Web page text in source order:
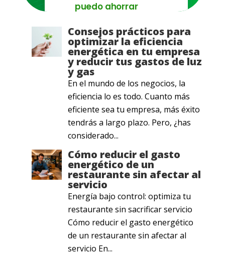
puedo ahorrar
Consejos prácticos para
optimizar la eficiencia
energética en tu empresa
y reducir tus gastos de luz
y gas
En el mundo de los negocios, la
eficiencia lo es todo. Cuanto más
eficiente sea tu empresa, más éxito
tendrás a largo plazo. Pero, ¿has
considerado...
Cómo reducir el gasto
energético de un
restaurante sin afectar al
servicio
Energía bajo control: optimiza tu
restaurante sin sacrificar servicio
Cómo reducir el gasto energético
de un restaurante sin afectar al
servicio En...